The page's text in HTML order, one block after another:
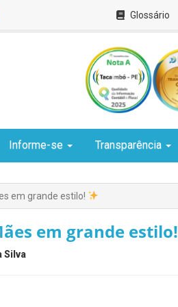
Glossário
Informe-se Transparência
em grande estilo!
em grande estilo!
Silva